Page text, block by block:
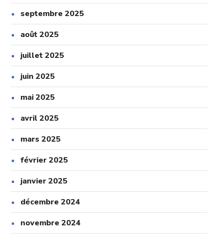
septembre 2025
août 2025
juillet 2025
juin 2025
mai 2025
avril 2025
mars 2025
février 2025
janvier 2025
décembre 2024
novembre 2024